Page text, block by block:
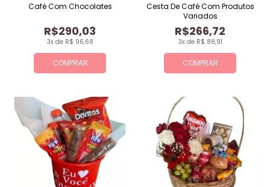
COMPRAR
3x de R$ 96,68
R$290,03
Café Com Chocolates
COMPRAR
3x de R$ 88,91
R$266,72
Cesta De Café Com Produtos
Variados